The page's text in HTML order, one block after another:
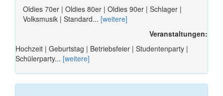
Oldies 70er | Oldies 80er | Oldies 90er | Schlager |
Volksmusik | Standard... [weitere]
Veranstaltungen:
Hochzeit | Geburtstag | Betriebsfeier | Studentenparty |
Schülerparty... [weitere]